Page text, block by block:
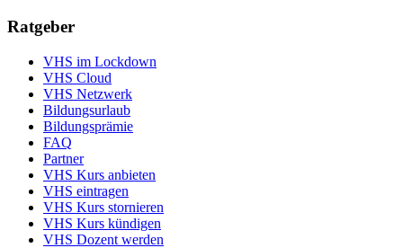
Ratgeber
VHS im Lockdown
VHS Cloud
VHS Netzwerk
Bildungsurlaub
Bildungsprämie
FAQ
Partner
VHS Kurs anbieten
VHS eintragen
VHS Kurs stornieren
VHS Kurs kündigen
VHS Dozent werden